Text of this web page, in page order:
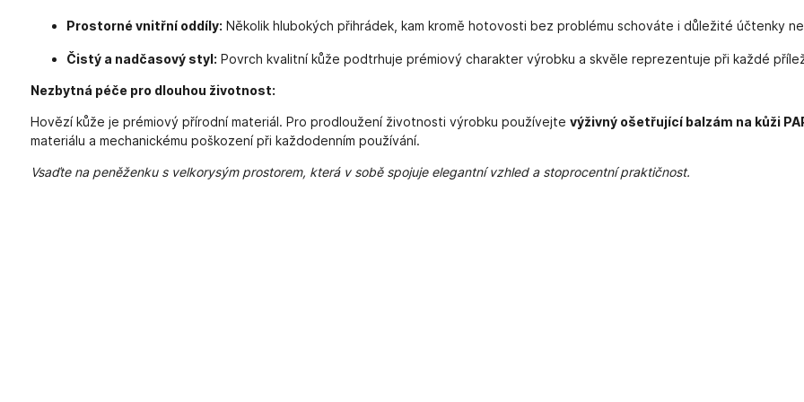
Prostorné vnitřní oddíly: Několik hlubokých přihrádek, kam kromě hotovosti bez problému schováte i důležité účtenky
Čistý a nadčasový styl: Povrch kvalitní kůže podtrhuje prémiový charakter výrobku a skvěle reprezentuje při každé
Nezbytná péče pro dlouhou životnost:
Hovězí kůže je prémiový přírodní materiál. Pro prodloužení životnosti výrobku používejte výživný ošetřující balzám na kůži
materiálu a mechanickému poškození při každodenním používání.
Vsaďte na peněženku s velkorysým prostorem, která v sobě spojuje elegantní vzhled a stoprocentní praktičnost.